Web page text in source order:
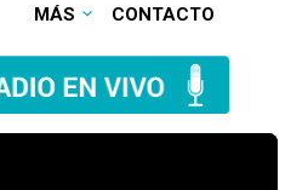
MÁS CONTACTO